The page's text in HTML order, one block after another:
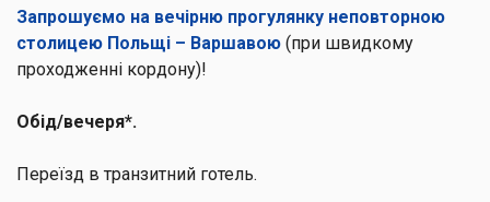
Запрошуємо на вечірню прогулянку неповторною
столицею Польщі – Варшавою (при швидкому
проходженні кордону)!
Обід/вечеря*.
Переїзд в транзитний готель.